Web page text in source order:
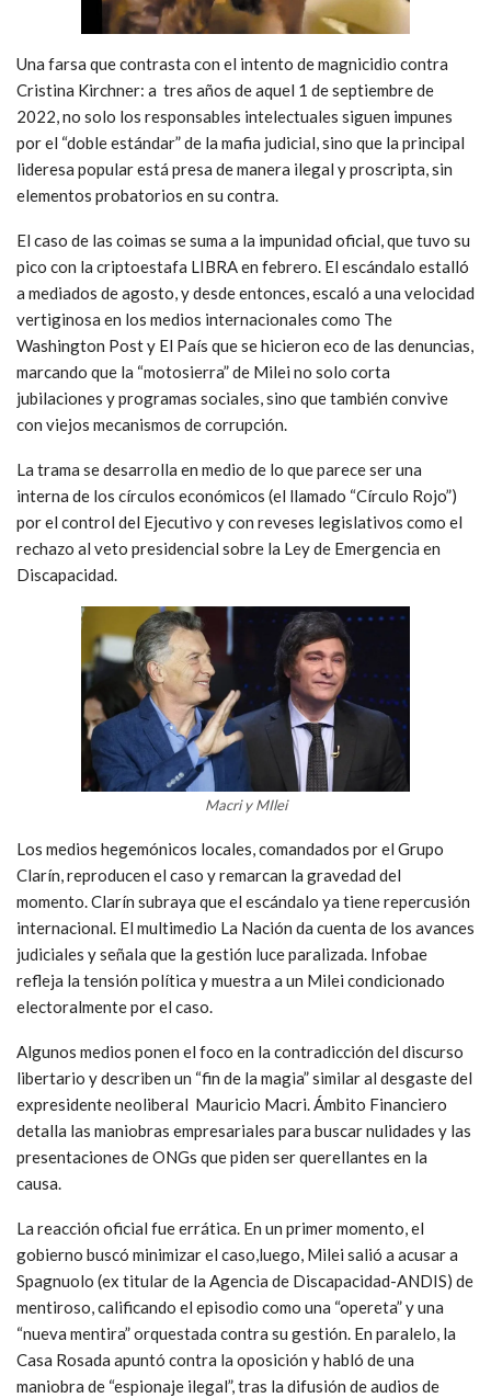
Una farsa que contrasta con el intento de magnicidio contra
Cristina Kirchner: a tres años de aquel 1 de septiembre de
2022, no solo los responsables intelectuales siguen impunes
por el “doble estándar” de la mafia judicial, sino que la principal
lideresa popular está presa de manera ilegal y proscripta, sin
elementos probatorios en su contra.
El caso de las coimas se suma a la impunidad oficial, que tuvo su
pico con la criptoestafa LIBRA en febrero. El escándalo estalló
a mediados de agosto, y desde entonces, escaló a una velocidad
vertiginosa en los medios internacionales como The
Washington Post y El País que se hicieron eco de las denuncias,
marcando que la “motosierra” de Milei no solo corta
jubilaciones y programas sociales, sino que también convive
con viejos mecanismos de corrupción.
La trama se desarrolla en medio de lo que parece ser una
interna de los círculos económicos (el llamado “Círculo Rojo”)
por el control del Ejecutivo y con reveses legislativos como el
rechazo al veto presidencial sobre la Ley de Emergencia en
Discapacidad.
Macri y MIlei
Los medios hegemónicos locales, comandados por el Grupo
Clarín, reproducen el caso y remarcan la gravedad del
momento. Clarín subraya que el escándalo ya tiene repercusión
internacional. El multimedio La Nación da cuenta de los avances
judiciales y señala que la gestión luce paralizada. Infobae
refleja la tensión política y muestra a un Milei condicionado
electoralmente por el caso.
Algunos medios ponen el foco en la contradicción del discurso
libertario y describen un “fin de la magia” similar al desgaste del
expresidente neoliberal Mauricio Macri. Ámbito Financiero
detalla las maniobras empresariales para buscar nulidades y las
presentaciones de ONGs que piden ser querellantes en la
causa.
La reacción oficial fue errática. En un primer momento, el
gobierno buscó minimizar el caso,luego, Milei salió a acusar a
Spagnuolo (ex titular de la Agencia de Discapacidad-ANDIS) de
mentiroso, calificando el episodio como una “opereta” y una
“nueva mentira” orquestada contra su gestión. En paralelo, la
Casa Rosada apuntó contra la oposición y habló de una
maniobra de “espionaje ilegal”, tras la difusión de audios de